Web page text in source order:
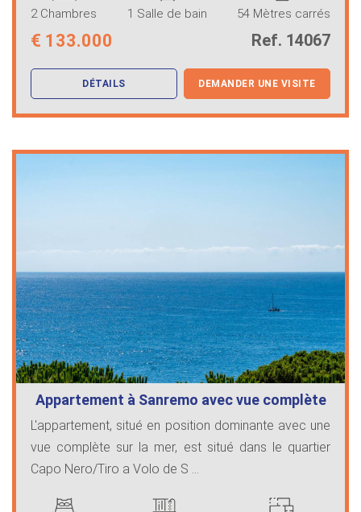
2 Chambres 1 Salle de bain 54 Mètres carrés
€ 133.000 Ref. 14067
DÉTAILS DEMANDER UNE VISITE
Appartement à Sanremo avec vue complète
…
L'appartement, situé en position dominante avec une
vue complète sur la mer, est situé dans le quartier
Capo Nero/Tiro a Volo de S ...